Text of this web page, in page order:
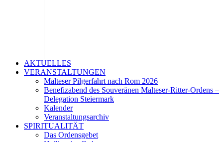
AKTUELLES
VERANSTALTUNGEN
Malteser Pilgerfahrt nach Rom 2026
Benefizabend des Souveränen Malteser-Ritter-Ordens –
Delegation Steiermark
Kalender
Veranstaltungsarchiv
SPIRITUALITÄT
Das Ordensgebet